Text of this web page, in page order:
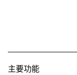
主要功能